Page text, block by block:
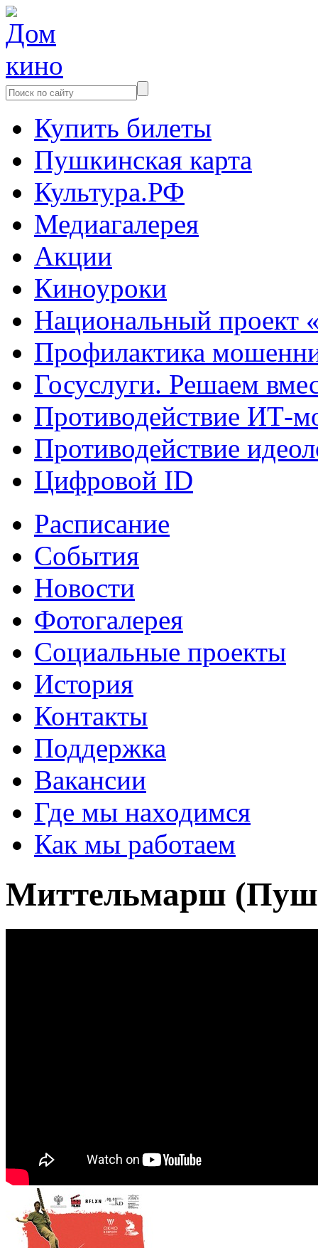
Купить билеты
Пушкинская карта
Культура.РФ
Медиагалерея
Акции
Киноуроки
Национальный проект
Профилактика
Госуслуги. Решаем
Противодействие ИТ-
Противодействие
Цифровой ID
Расписание
События
Новости
Фотогалерея
Социальные проекты
История
Контакты
Поддержка
Вакансии
Где мы находимся
Как мы работаем
Миттельмарш